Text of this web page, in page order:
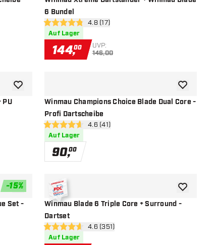
6 Bundel
Bewertungsbereich öffnen
4.8 Bewertungssterne
4.8 (17)
Auf Lager
144,00 UVP:
146,00
PU
Zur Wunschliste hinzufügen
Winmau Champions Choice Blade Dual Core -
Profi Dartscheibe
Bewertungsbereich öffnen
4.6 Bewertungssterne
4.6 (41)
Auf Lager
90,00
Zur
-15%
Set -
Zur Wunschliste hinzufügen
Winmau Blade 6 Triple Core + Surround -
Dartset
Bewertungsbereich öffnen
4.6 Bewertungssterne
4.6 (351)
Auf Lager
Zur